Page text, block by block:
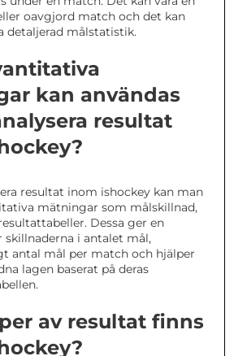
oavgjord match och det kan
detaljerad målstatistik.
kan användas
resultat
resultat inom ishockey kan man
mätningar som målskillnad,
Dessa ger en
skillnaderna i antalet mål,
antal mål per match och hjälper
lagen baserat på deras
av resultat finns